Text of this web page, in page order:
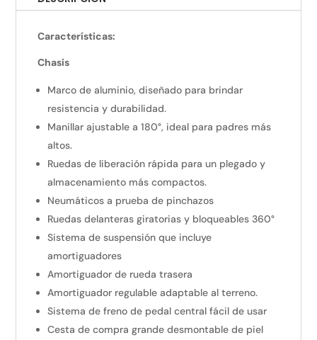
Características:
Chasis
Marco de aluminio, diseñado para brindar
resistencia y durabilidad.
Manillar ajustable a 180°, ideal para padres más
altos.
Ruedas de liberación rápida para un plegado y
almacenamiento más compactos.
Neumáticos a prueba de pinchazos
Ruedas delanteras giratorias y bloqueables 360°
Sistema de suspensión que incluye
amortiguadores
Amortiguador de rueda trasera
Amortiguador regulable adaptable al terreno.
Sistema de freno de pedal central fácil de usar
Cesta de compra grande desmontable de piel